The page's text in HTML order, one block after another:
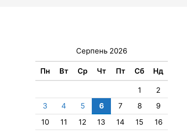
Серпень 2026
Пн Вт Ср Чт Пт Сб Нд
1
2
3
4 5 6 7 8
9
10
11 12 13 14 15 16